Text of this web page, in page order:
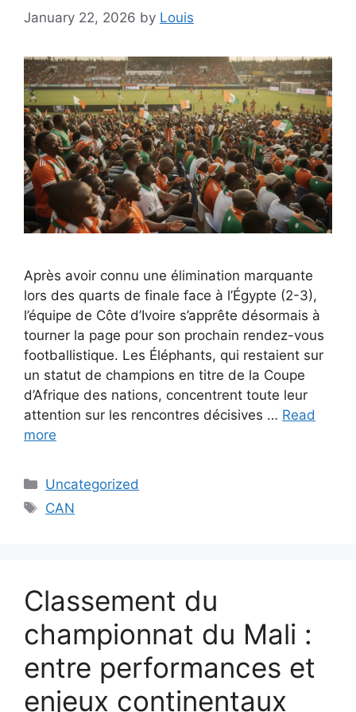
January 22, 2026 by Louis
Après avoir connu une élimination marquante
lors des quarts de finale face à l’Égypte (2-3),
l’équipe de Côte d’Ivoire s’apprête désormais à
tourner la page pour son prochain rendez-vous
footballistique. Les Éléphants, qui restaient sur
un statut de champions en titre de la Coupe
d’Afrique des nations, concentrent toute leur
attention sur les rencontres décisives … Read
more
Categories
Uncategorized
Tags
CAN
Classement du
championnat du Mali :
entre performances et
enjeux continentaux